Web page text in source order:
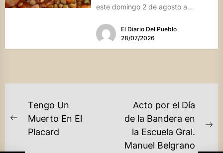
este domingo 2 de agosto a
El Diario Del Pueblo
28/07/2026
NAVEGACIÓN
DE
ENTRADAS
Previous
post:
Tengo Un
Muerto En El
Placard
Acto por el Día
de la Bandera en
la Escuela Gral.
Manuel Belgrano